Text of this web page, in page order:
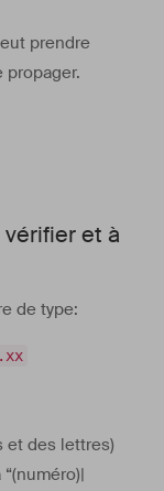
prendre
propager.
et à
de type:
et des lettres)